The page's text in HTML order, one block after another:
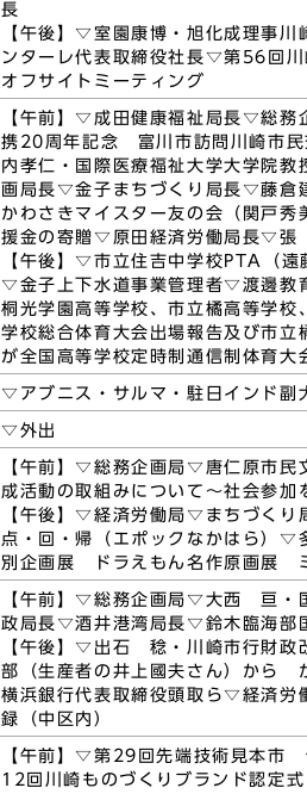
長
【午後】▽室園康博・旭化成理事
ンターレ代表取締役社長▽第56回
オフサイトミーティング
【午前】▽成田健康福祉局長▽総
携20周年記念 富川市訪問川崎市民
内孝仁・国際医療福祉大学大学院
画局長▽金子まちづくり局長▽藤倉
かわさきマイスター友の会（関戸
援金の寄贈▽原田経済労働局長▽張
【午後】▽市立住吉中学校PTA（遠
▽金子上下水道事業管理者▽渡邊教
桐光学園高等学校、市立橘高等学
学校総合体育大会出場報告及び市
が全国高等学校定時制通信制体育大
▽アブニス・サルマ・駐日インド
▽外出
【午前】▽総務企画局▽唐仁原市民
成活動の取組みについて～社会参
【午後】▽経済労働局▽まちづく
点・回・帰（エポックなかはら）▽
別企画展 ドラえもん名作原画展
【午前】▽総務企画局▽大西 亘・
政局長▽酒井港湾局長▽鈴木臨海部
【午後】▽出石 稔・川崎市行財政
部（生産者の井上國夫さん）から
横浜銀行代表取締役頭取ら▽経済労
録（中区内）
【午前】▽第29回先端技術見本
12回川崎ものづくりブランド認定式